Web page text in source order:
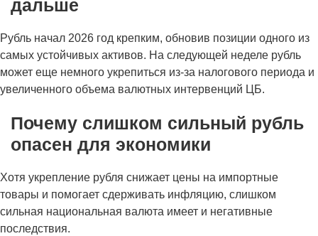
дальше
Рубль начал 2026 год крепким, обновив позиции одного из
самых устойчивых активов. На следующей неделе рубль
может еще немного укрепиться из-за налогового периода и
увеличенного объема валютных интервенций ЦБ.
Почему слишком сильный рубль
опасен для экономики
Хотя укрепление рубля снижает цены на импортные
товары и помогает сдерживать инфляцию, слишком
сильная национальная валюта имеет и негативные
последствия.